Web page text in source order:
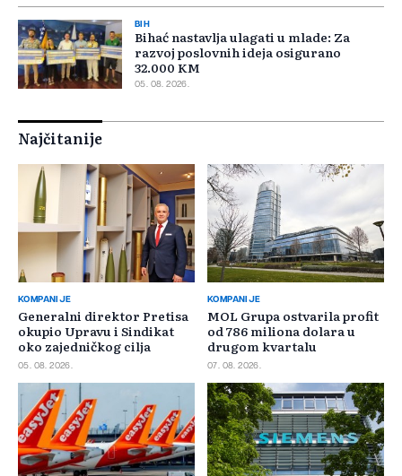
BIH
Bihać nastavlja ulagati u mlade: Za
razvoj poslovnih ideja osigurano
32.000 KM
05. 08. 2026.
Najčitanije
KOMPANIJE
Generalni direktor Pretisa
okupio Upravu i Sindikat
oko zajedničkog cilja
05. 08. 2026.
KOMPANIJE
MOL Grupa ostvarila profit
od 786 miliona dolara u
drugom kvartalu
07. 08. 2026.